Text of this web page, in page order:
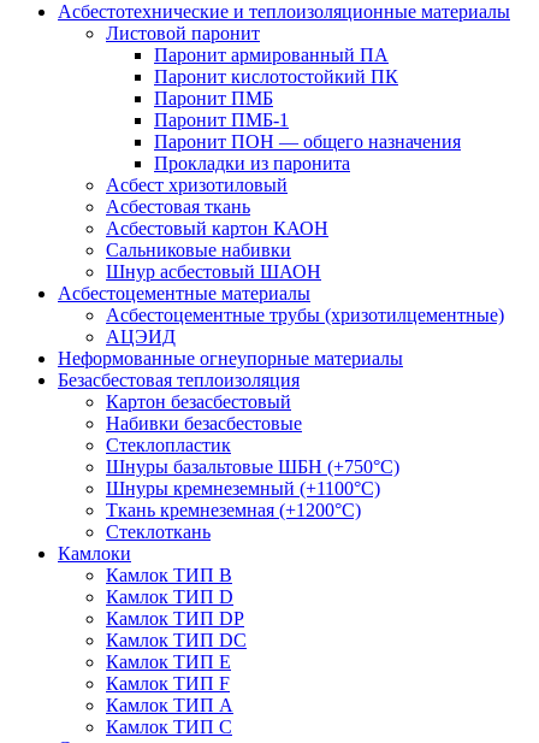
Асбестотехнические и теплоизоляционные материалы
Листовой паронит
Паронит армированный ПА
Паронит кислотостойкий ПК
Паронит ПМБ
Паронит ПМБ-1
Паронит ПОН — общего назначения
Прокладки из паронита
Асбест хризотиловый
Асбестовая ткань
Асбестовый картон КАОН
Сальниковые набивки
Шнур асбестовый ШАОН
Асбестоцементные материалы
Асбестоцементные трубы (хризотилцементные)
АЦЭИД
Неформованные огнеупорные материалы
Безасбестовая теплоизоляция
Картон безасбестовый
Набивки безасбестовые
Стеклопластик
Шнуры базальтовые ШБН (+750°С)
Шнуры кремнеземный (+1100°С)
Ткань кремнеземная (+1200°С)
Стеклоткань
Камлоки
Камлок ТИП B
Камлок ТИП D
Камлок ТИП DP
Камлок ТИП DС
Камлок ТИП E
Камлок ТИП F
Камлок ТИП А
Камлок ТИП С